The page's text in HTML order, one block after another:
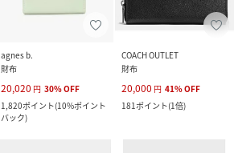
agnes b.
財布
20,020 円 30%OFF
1,820ポイント(10%ポイント
バック)
COACH OUTLET
財布
20,000 円 41%OFF
181ポイント(1倍)